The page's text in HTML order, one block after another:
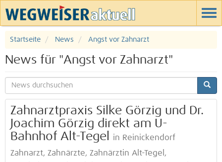
Startseite News Angst vor Zahnarzt
News für "Angst vor Zahnarzt"
Zahnarztpraxis Silke Görzig und Dr.
Joachim Görzig direkt am U-
Bahnhof Alt-Tegel
in Reinickendorf
Zahnarzt, Zahnärzte, Zahnärztin Alt-Tegel,